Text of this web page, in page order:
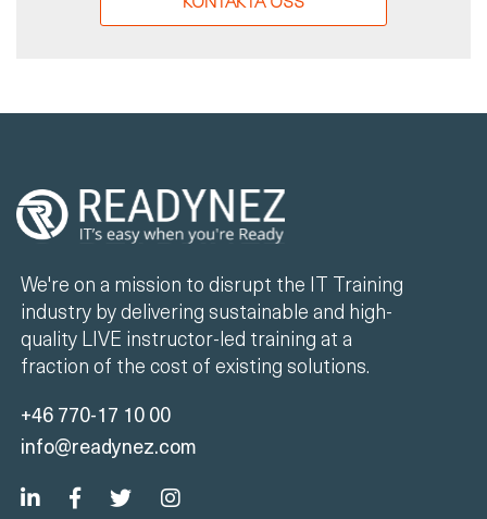
We're on a mission to disrupt the IT Training
industry by delivering sustainable and high-
quality LIVE instructor-led training at a
fraction of the cost of existing solutions.
+46 770-17 10 00
info@readynez.com